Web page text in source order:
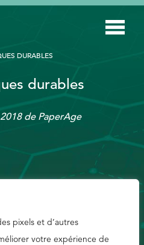
pixels et d’autres
votre expérience de
INTELLIGENTE
NOUS
DURABLES
durables
de PaperAge